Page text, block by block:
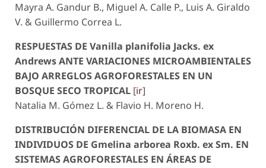
Mayra A. Gandur B., Miguel A. Calle P., Luis A. Giraldo
V. & Guillermo Correa L.
RESPUESTAS DE Vanilla planifolia Jacks. ex
Andrews ANTE VARIACIONES MICROAMBIENTALES
BAJO ARREGLOS AGROFORESTALES EN UN
BOSQUE SECO TROPICAL [ir]
Natalia M. Gómez L. & Flavio H. Moreno H.
DISTRIBUCIÓN DIFERENCIAL DE LA BIOMASA EN
INDIVIDUOS DE Gmelina arborea Roxb. ex Sm. EN
SISTEMAS AGROFORESTALES EN ÁREAS DE